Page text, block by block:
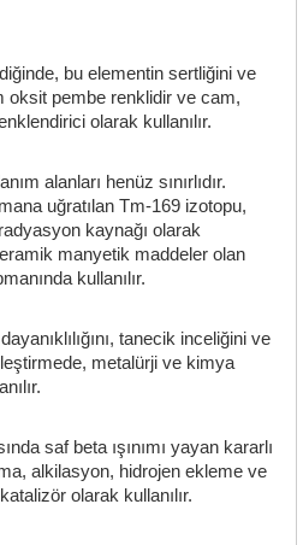
bu elementin sertliğini ve
oksit pembe renklidir ve cam,
olarak kullanılır.
alanları henüz sınırlıdır.
uğratılan Tm-169 izotopu,
kaynağı olarak
manyetik maddeler olan
kullanılır.
tanecik inceliğini ve
metalürji ve kimya
saf beta ışınımı yayan kararlı
alkilasyon, hidrojen ekleme ve
olarak kullanılır.